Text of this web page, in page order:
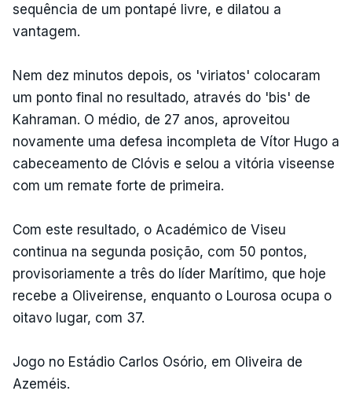
sequência de um pontapé livre, e dilatou a
vantagem.
Nem dez minutos depois, os 'viriatos' colocaram
um ponto final no resultado, através do 'bis' de
Kahraman. O médio, de 27 anos, aproveitou
novamente uma defesa incompleta de Vítor Hugo a
cabeceamento de Clóvis e selou a vitória viseense
com um remate forte de primeira.
Com este resultado, o Académico de Viseu
continua na segunda posição, com 50 pontos,
provisoriamente a três do líder Marítimo, que hoje
recebe a Oliveirense, enquanto o Lourosa ocupa o
oitavo lugar, com 37.
Jogo no Estádio Carlos Osório, em Oliveira de
Azeméis.